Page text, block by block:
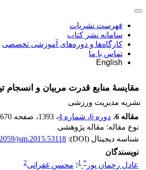
فهرست نشریات
سامانه نشر کتاب
کارگاه‌ها و دوره‌های آموزشی تخصصی
تماس با ما
English
مقایسۀ منابع قدرت مربیان و انسجام
نشریه مدیریت ورزشی
مقاله 6
، دوره 6، شماره 4 ، 1393 ، صفحه
نوع مقاله: مقاله پژوهشی
شناسه دیجیتال (DOI):
jsm.2015.53118
نویسندگان
عادل رحمان پور *
1؛ محسن غفرانی2